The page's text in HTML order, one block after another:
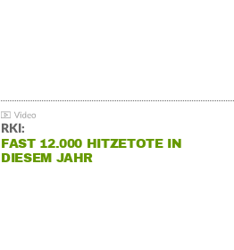
RKI:
FAST 12.000 HITZETOTE IN
DIESEM JAHR